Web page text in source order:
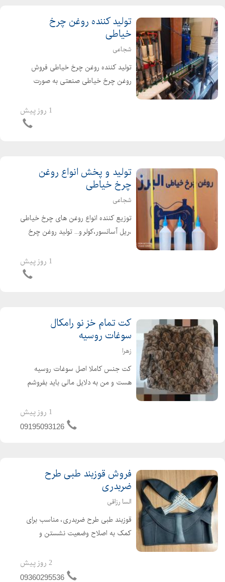
تولید کننده روغن چرخ
خیاطی
شجاعی
تولید کننده روغن چرخ خیاطی فروش
روغن چرخ خیاطی صنعتی به صورت
بالاترین کیفیت به صورت کلی و جزیی
1 روز پیش
تولید و پخش انواع روغن
چرخ خیاطی
شجاعی
توزیع کننده انواع روغن های چرخ خیاطی
،ریل آسانسور،کولر و... تولید روغن چرخ
خیاطی صنعتی راسته دوز تولید روغن
1 روز پیش
کت تمام خز نو رامکال
سوغات روسیه
زهرا
کت جنس کاملا اصل سوغات روسیه
هست و من به دلایل مالی باید بفروشم
استفاده نشده و پوشیده نشده و کاملا نو
1 روز پیش
09195093126
فروش قوزبند طبی طرح
ضربدری
السا رزاقی
قوزبند طبی طرح ضربدری، مناسب برای
کمک به اصلاح وضعیت نشستن و
شانهها. طراحی راحت و قابل استفاده زیر
لباس دارای بندهای قابل تنظیم برای
2 روز پیش
09360295536